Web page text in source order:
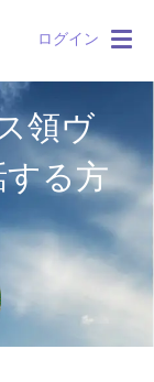
ログイン
領ヴ
する方